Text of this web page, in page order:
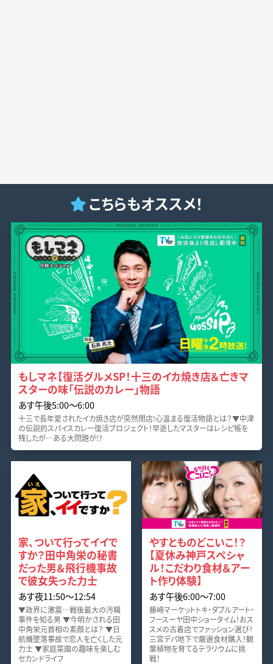
こちらもオススメ！
もしマネ【復活グルメSP！十三のイカ焼き店＆亡きマ
スターの味「伝説のカレー」物語
あす午後5:00〜6:00
十三で長年愛されたイカ焼き店が突然閉店!心温まる復活物語とは？▼中津
の伝説的スパイスカレー復活プロジェクト！早逝したマスターはレシピ帳を
残したが…ある大問題が!?
家、ついて行ってイイで
すか？田中角栄の秘書
だった男＆飛行機事故
で彼女失った力士
あす夜11:50〜12:54
▼政界に激震…戦後最大の汚職
事件を知る男 ▼今明かされる田
中角栄元首相の素顔とは？ ▼日
航機墜落事故で恋人を亡くした元
力士 ▼家庭菜園の趣味を楽しむ
セカンドライフ
やすとものどこいこ！？
【夏休み神戸スペシャ
ル！こだわり食材＆アー
ト作り体験】
あす午後6:00〜7:00
藤崎マーケットトキ・ダブルアート・
フースーヤ田中ショータイム！おス
スメの古着店でファッション選び！
三宮デパ地下で厳選食材購入！観
葉植物を育てるテラリウムに挑
戦！